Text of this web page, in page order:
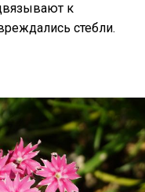
к
стебли.